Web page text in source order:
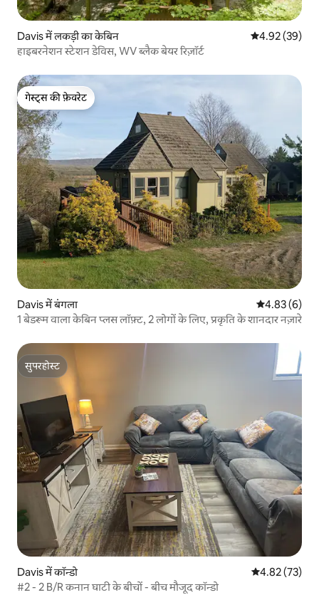
Davis में लकड़ी का केबिन औसत रेटिंग 5 में
4.92 (39)
हाइबरनेशन स्टेशन डेविस, WV ब्लैक बेयर रिज़ॉर्ट
गेस्ट्स की फ़ेवरेट
गेस्ट्स की फ़ेवरेट
Davis में बंगला औसत रेटिंग 5 में
4.83 (6)
1 बेडरूम वाला केबिन प्लस लॉफ़्ट, 2 लोगों के लिए, प्रकृति के शानदार नज़ारे
सुपरहोस्ट
सुपरहोस्ट
Davis में कॉन्डो औसत रेटिंग 5 में
4.82 (73)
#2 - 2 B/R कनान घाटी के बीचों - बीच मौजूद कॉन्डो